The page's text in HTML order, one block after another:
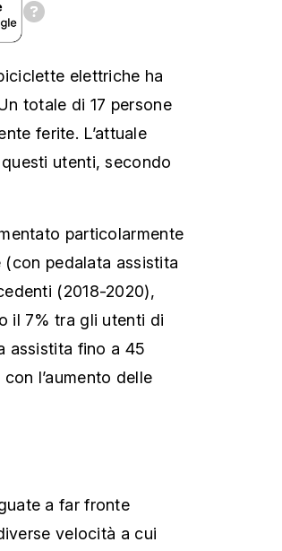
elettriche ha
totale di 17 persone
ferite. L’attuale
utenti, secondo
particolarmente
pedalata assistita
(2018-2020),
il 7% tra gli utenti di
assistita fino a 45
l’aumento delle
a far fronte
velocità a cui